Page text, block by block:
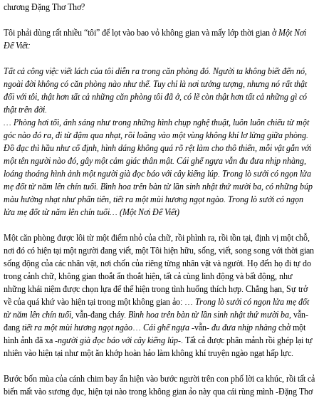
chương Đặng Thơ Thơ?
Tôi phải dùng rất nhiều “tôi” để lọt vào bao vỏ không gian và mấy lớp thời gian ở Một Nơi
Để Viết:
Tất cả công việc viết lách của tôi diễn ra trong căn phòng đó. Người ta không biết đến nó,
ngoài đời không có căn phòng nào như thế. Tuy chỉ là nơi tưởng tượng, nhưng nó rất thật
đối với tôi, thật hơn tất cả những căn phòng tôi đã ở, có lẽ còn thật hơn tất cả những gì có
thật trên đời.
… Phòng hơi tối, ánh sáng như trong những hình chụp nghệ thuật, luôn luôn chiếu từ một
góc nào đó ra, đi từ đậm qua nhạt, rồi loãng vào một vùng không khí lơ lửng giữa phòng.
Đồ đạc thì hầu như cố định, hình dáng không quá rõ rệt làm cho thô thiển, mỗi vật gắn với
một tên người nào đó, gây một cảm giác thân mật. Cái ghế ngựa vẫn đu đưa nhịp nhàng,
loáng thoáng hình ảnh một người già đọc báo với cây kiếng lúp. Trong lò sưởi có ngọn lửa
mẹ đốt từ năm lên chín tuổi. Bình hoa trên bàn từ lần sinh nhật thứ mười ba, có những búp
màu hường nhạt như phấn tiên, tiết ra một mùi hương ngọt ngào. Trong lò sưởi có ngọn
lửa mẹ đốt từ năm lên chín tuổi… (Một Nơi Để Viết)
Một căn phòng được lôi từ một điểm nhỏ của chữ, rồi phình ra, rồi tồn tại, định vị một chỗ,
nơi đó có hiện tại một người đang viết, một Tôi hiện hữu, sống, viết, song song với thời gian
sống động của các nhân vật, nơi chốn của riêng từng nhân vật và người. Họ đến họ đi tự do
trong cảnh chữ, không gian thoắt ẩn thoắt hiện, tất cả cùng linh động và bất động, như
những khái niệm được chọn lựa để thể hiện trong tình huống thích hợp. Chẳng hạn, Sự trở
về của quá khứ vào hiện tại trong một không gian ảo: … Trong lò sưởi có ngọn lửa mẹ đốt
từ năm lên chín tuổi, vẫn-đang cháy. Bình hoa trên bàn từ lần sinh nhật thứ mười ba, vẫn-
đang tiết ra một mùi hương ngọt ngào Cái ghế ngựa -vẫn- đu đưa nhịp nhàng chở một
hình ảnh đã xa -người già đọc báo với cây kiếng lúp- . Tất cả được phân mảnh rồi ghép lại tự
nhiên vào hiện tại như một ăn khớp hoàn hảo làm không khí truyện ngào ngạt hấp lực.
Bước bốn mùa của cánh chim bay ẩn hiện vào bước người trên con phố lời ca khúc, rồi tất cả
biến mất vào sương đục, hiện tại nào trong không gian ảo này qua cái rùng mình -Đặng Thơ